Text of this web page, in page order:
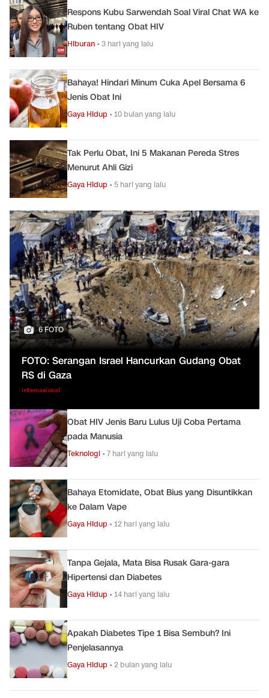
Respons Kubu Sarwendah Soal Viral Chat WA ke
Ruben tentang Obat HIV
Hiburan •3 hari yang lalu
Bahaya! Hindari Minum Cuka Apel Bersama 6
Jenis Obat Ini
Gaya Hidup •10 bulan yang lalu
Tak Perlu Obat, Ini 5 Makanan Pereda Stres
Menurut Ahli Gizi
Gaya Hidup • 5 hari yang lalu
6 FOTO
FOTO: Serangan Israel Hancurkan Gudang Obat
RS di Gaza
Internasional
Obat HIV Jenis Baru Lulus Uji Coba Pertama
pada Manusia
Teknologi •7 hari yang lalu
Bahaya Etomidate, Obat Bius yang Disuntikkan
ke Dalam Vape
Gaya Hidup •12 hari yang lalu
Tanpa Gejala, Mata Bisa Rusak Gara-gara
Hipertensi dan Diabetes
Gaya Hidup •14 hari yang lalu
Apakah Diabetes Tipe 1 Bisa Sembuh? Ini
Penjelasannya
Gaya Hidup •2 bulan yang lalu